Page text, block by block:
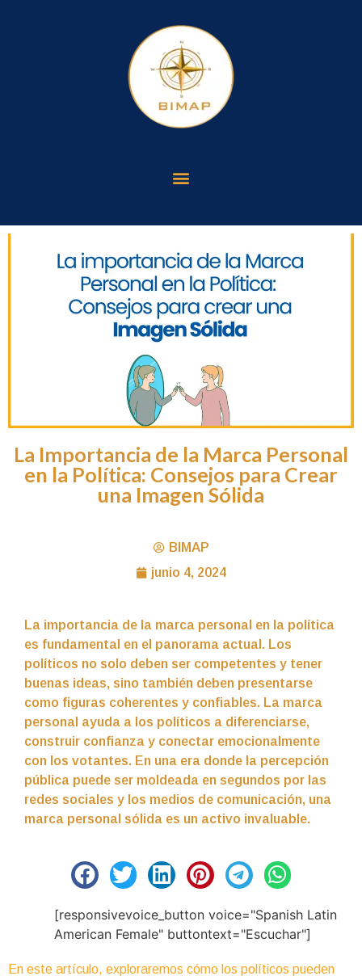
La Importancia de la Marca Personal
en la Política: Consejos para Crear
una Imagen Sólida
BIMAP
junio 4, 2024
La importancia de la marca personal en la política
es fundamental en el panorama actual. Los
políticos no solo deben ser competentes y tener
buenas ideas, sino también deben presentarse
como figuras coherentes y confiables. La marca
personal ayuda a los políticos a diferenciarse,
construir confianza y conectar emocionalmente
con los votantes. En una era donde la percepción
pública puede ser moldeada en segundos por las
redes sociales y los medios de comunicación, una
marca personal sólida es un activo invaluable.
[responsivevoice_button voice="Spanish Latin
American Female" buttontext="Escuchar"]
En este artículo, exploraremos cómo los políticos pueden